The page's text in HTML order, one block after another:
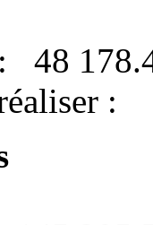
:
48
: